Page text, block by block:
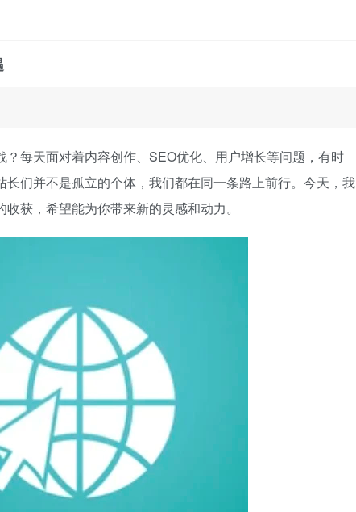
每天面对着内容创作、SEO优化、用户增长等问题，有时
们并不是孤立的个体，我们都在同一条路上前行。今天，我
获，希望能为你带来新的灵感和动力。